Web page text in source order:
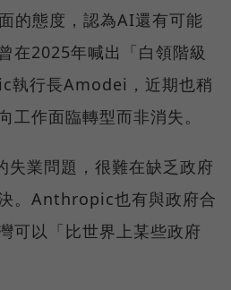
的態度，認為AI還有可能
在2025年喊出「白領階級
執行長Amodei，近期也稍
工作面臨轉型而非消失。
失業問題，很難在缺乏政府
。Anthropic也有與政府合
可以「比世界上某些政府